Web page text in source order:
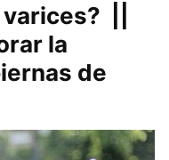
||
la
de